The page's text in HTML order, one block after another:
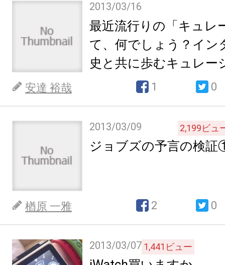
2013/03/16
最近流行りの「キュレ
て、何でしょう？イン
史と共に歩むキュレー
安達 裕哉 1 0
2013/03/09 2,199ビュ
ジョブズの予言の検
楢原 一雅 2 0
2013/03/07 1,441 ビュー